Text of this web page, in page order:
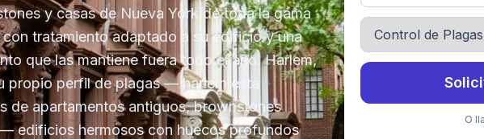
y casas de Nueva York de toda la gama
tratamiento adaptado a su edificio y una
que las mantiene fuera todo el año. Harlem,
propio perfil de plagas — harlem está
de apartamentos antiguos, brownstones
edificios hermosos con huecos profundos
O